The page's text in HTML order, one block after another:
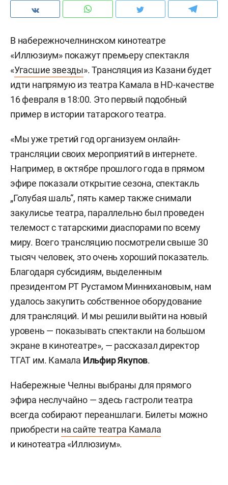
В набережночелнинском кинотеатре
«Иллюзиум» покажут премьеру спектакля
«Угасшие звезды». Трансляция из Казани будет
идти напрямую из театра Камала в HD-качестве
16 февраля в 18:00. Это первый подобный
пример в истории татарского театра.
«Мы уже третий год организуем онлайн-
трансляции своих мероприятий в интернете.
Например, в октябре прошлого года в прямом
эфире показали открытие сезона, спектакль
„Голубая шаль“, пять камер также снимали
закулисье театра, параллельно был проведен
телемост с татарскими диаспорами по всему
миру. Всего трансляцию посмотрели свыше 30
тысяч человек, это очень хороший показатель.
Благодаря субсидиям, выделенным
президентом РТ Рустамом Миннихановым, нам
удалось закупить собственное оборудование
для трансляций. И мы решили выйти на новый
уровень — показывать спектакли на большом
экране в кинотеатре», — рассказал директор
ТГАТ им. Камала Ильфир Якупов.
Набережные Челны выбраны для прямого
эфира неслучайно — здесь гастроли театра
всегда собирают переаншлаги. Билеты можно
приобрести на сайте театра Камала
и кинотеатра «Иллюзиум».